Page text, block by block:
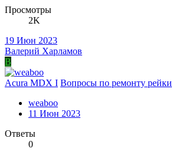
Просмотры
2K
19 Июн 2023
Валерий Харламов
В
Acura MDX I Вопросы по ремонту рейки
weaboo
11 Июн 2023
Ответы
0